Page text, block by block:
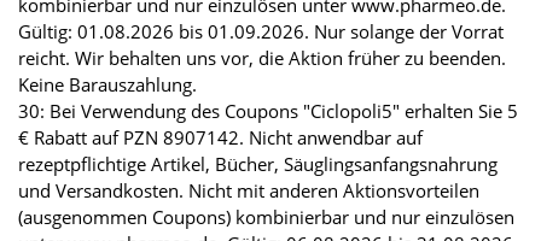
Gültig: 01.08.2026 bis 01.09.2026. Nur solange der Vorrat
reicht. Wir behalten uns vor, die Aktion früher zu beenden.
Keine Barauszahlung.
30: Bei Verwendung des Coupons "Ciclopoli5" erhalten Sie 5
€ Rabatt auf PZN 8907142. Nicht anwendbar auf
rezeptpflichtige Artikel, Bücher, Säuglingsanfangsnahrung
und Versandkosten. Nicht mit anderen Aktionsvorteilen
(ausgenommen Coupons) kombinierbar und nur einzulösen